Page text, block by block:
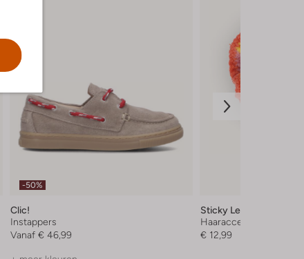
-50%
Clic!
Instappers
Vanaf € 46,99
Sticky Lemon
Haaraccessoire
€ 12,99